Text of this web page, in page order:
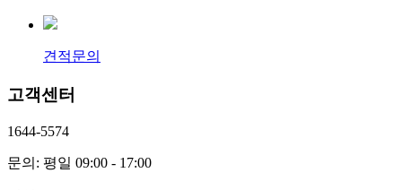
견적문의
고객센터
1644-5574
문의: 평일 09:00 - 17:00